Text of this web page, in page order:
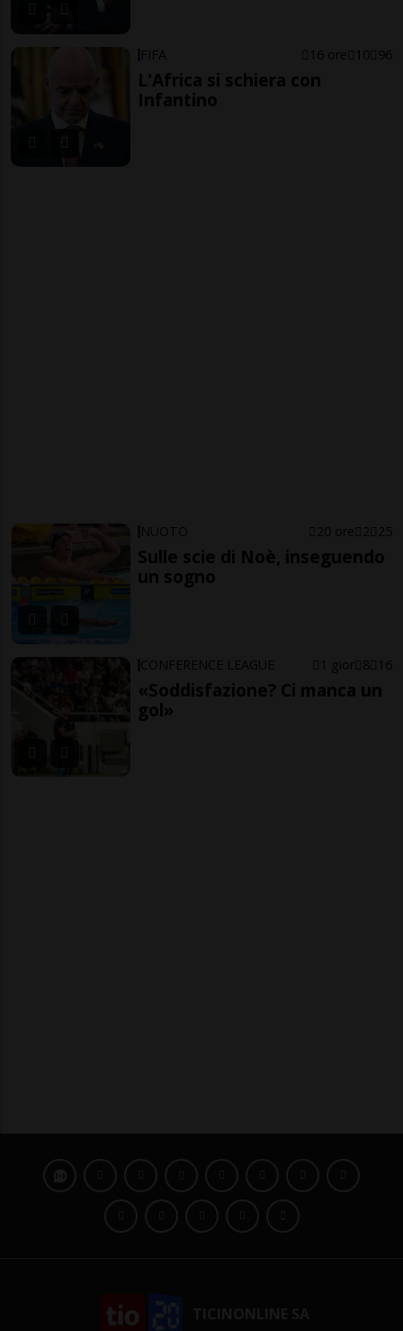
FIFA 16 ore 10 96
L'Africa si schiera con
Infantino
NUOTO 20 ore 2 25
Sulle scie di Noè, inseguendo
un sogno
CONFERENCE LEAGUE 1 gior 8 16
«Soddisfazione? Ci manca un
gol»